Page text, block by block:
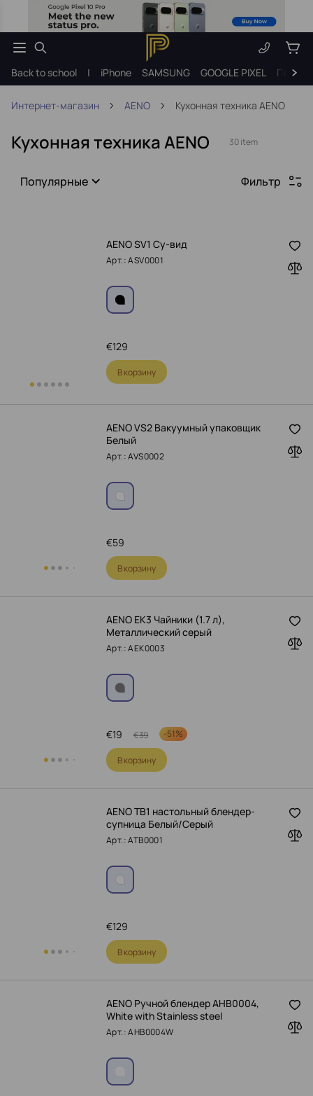
Back to school | iPhone SAMSUNG GOOGLE PIXEL
Интернет-магазин AENO Кухонная техника AENO
Кухонная техника AENO 30 item
Популярные Фильтр
AENO SV1 Су-вид
Арт.: ASV0001
129
€
В корзину
AENO VS2 Вакуумный упаковщик
Белый
Арт.: AVS0002
59
€
В корзину
AENO EK3 Чайники (1.7 л),
Металлический серый
Арт.: AEK0003
19
€ 39
€ -51%
В корзину
AENO TB1 настольный блендер-
супница Белый/Серый
Арт.: ATB0001
129
€
В корзину
AENO Ручной блендер AHB0004,
White with Stainless steel
Арт.: AHB0004W